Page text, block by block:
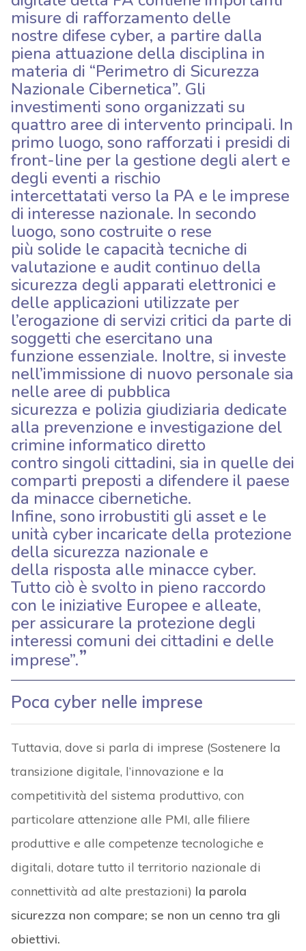
misure di rafforzamento delle
nostre difese cyber, a partire dalla
piena attuazione della disciplina in
materia di “Perimetro di Sicurezza
Nazionale Cibernetica”. Gli
investimenti sono organizzati su
quattro aree di intervento principali. In
primo luogo, sono rafforzati i presidi di
front-line per la gestione degli alert e
degli eventi a rischio
intercettatati verso la PA e le imprese
di interesse nazionale. In secondo
luogo, sono costruite o rese
più solide le capacità tecniche di
valutazione e audit continuo della
sicurezza degli apparati elettronici e
delle applicazioni utilizzate per
l’erogazione di servizi critici da parte di
soggetti che esercitano una
funzione essenziale. Inoltre, si investe
nell’immissione di nuovo personale sia
nelle aree di pubblica
sicurezza e polizia giudiziaria dedicate
alla prevenzione e investigazione del
crimine informatico diretto
contro singoli cittadini, sia in quelle dei
comparti preposti a difendere il paese
da minacce cibernetiche.
Infine, sono irrobustiti gli asset e le
unità cyber incaricate della protezione
della sicurezza nazionale e
della risposta alle minacce cyber.
Tutto ciò è svolto in pieno raccordo
con le iniziative Europee e alleate,
per assicurare la protezione degli
interessi comuni dei cittadini e delle
imprese”.
Poca cyber nelle imprese
Tuttavia, dove si parla di imprese (Sostenere la
transizione digitale, l’innovazione e la
competitività del sistema produttivo, con
particolare attenzione alle PMI, alle filiere
produttive e alle competenze tecnologiche e
digitali, dotare tutto il territorio nazionale di
connettività ad alte prestazioni) la parola
sicurezza non compare; se non un cenno tra gli
obiettivi.